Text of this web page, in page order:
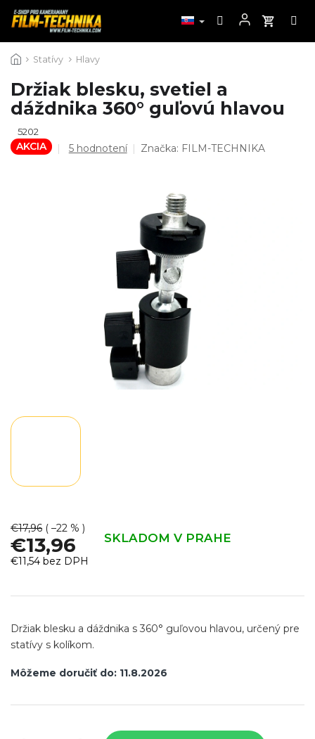
na
Statívy Hlavy
Držiak blesku, svetiel a
dáždnika 360° guľovú hlavou
5202
AKCIA
Priemerné
5 hodnotení Značka: FILM-TECHNIKA
€17,96 ( –22 % )
€13,96 SKLADOM V PRAHE
€11,54 bez DPH
cena:
Môžeme doručiť do: 11.8.2026
Držiak blesku a dáždnika s 360° guľovou hlavou, určený pre
statívy s kolíkom.